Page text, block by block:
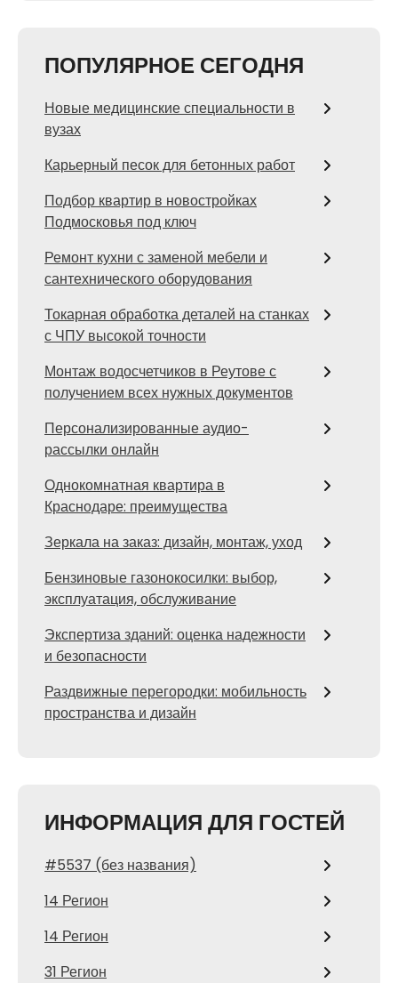
ПОПУЛЯРНОЕ СЕГОДНЯ
Новые медицинские специальности в
вузах
Карьерный песок для бетонных работ
Подбор квартир в новостройках
Подмосковья под ключ
Ремонт кухни с заменой мебели и
сантехнического оборудования
Токарная обработка деталей на станках
с ЧПУ высокой точности
Монтаж водосчетчиков в Реутове с
получением всех нужных документов
Персонализированные аудио-
рассылки онлайн
Однокомнатная квартира в
Краснодаре: преимущества
Зеркала на заказ: дизайн, монтаж, уход
Бензиновые газонокосилки: выбор,
эксплуатация, обслуживание
Экспертиза зданий: оценка надежности
и безопасности
Раздвижные перегородки: мобильность
пространства и дизайн
ИНФОРМАЦИЯ ДЛЯ ГОСТЕЙ
#5537 (без названия)
14 Регион
14 Регион
31 Регион